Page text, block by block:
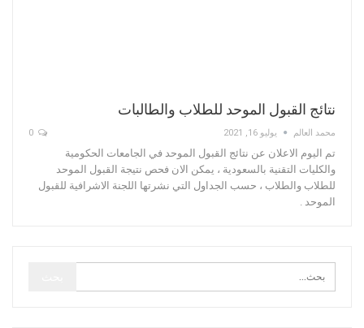
نتائج القبول الموحد للطلاب والطالبات
محمد العالم يوليو 16, 2021
تم اليوم الاعلان عن نتائج القبول الموحد في الجامعات الحكومية
والكليات التقنية بالسعودية ، يمكن الان فحص نتيجة القبول الموحد
للطلاب والطلاب ، حسب الجداول التي نشرتها اللجنة الاشرافية للقبول
الموحد .